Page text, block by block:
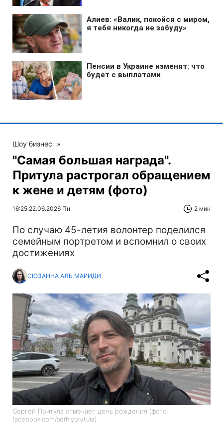
Шоу бизнес »
"Самая большая награда".
Притула растрогал обращением
к жене и детям (фото)
16:25 22.06.2026 Пн 2 мин
По случаю 45-летия волонтер поделился
семейным портретом и вспомнил о своих
достижениях
СЮЗАННА АЛЬ МАРИДИ
Сергей Притула отмечает день рождения (фото:
facebook.com/serhiyprytula)